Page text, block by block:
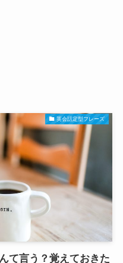
英会話定型フレーズ
て言う？覚えておきた